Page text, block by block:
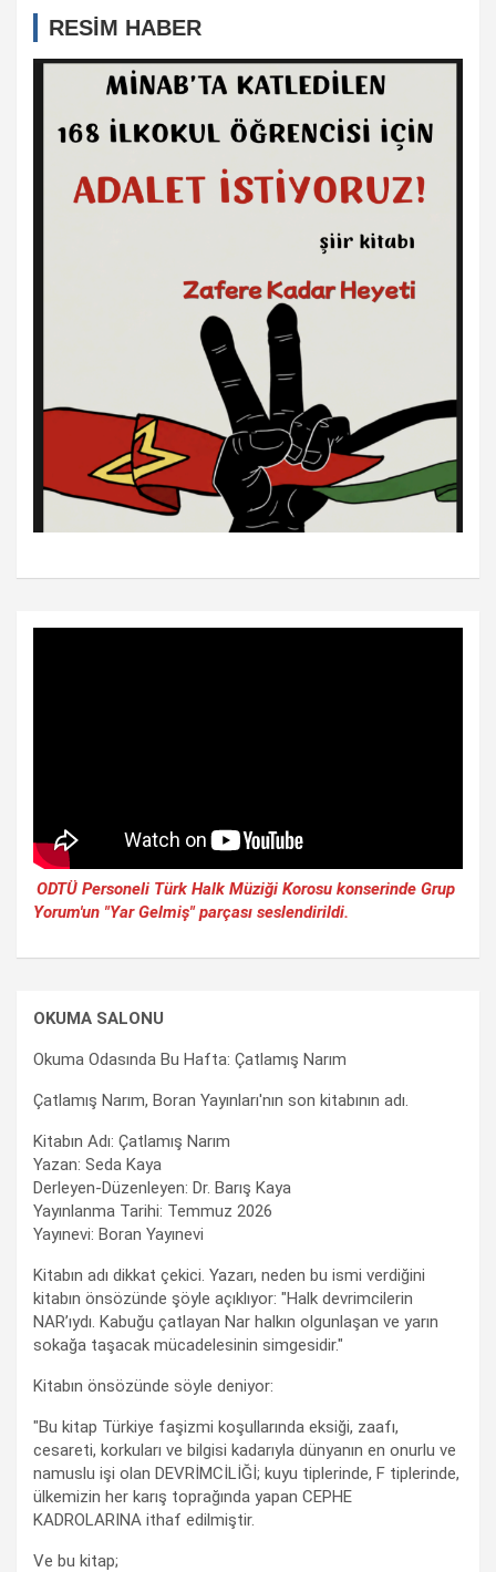
RESİM HABER
ODTÜ Personeli Türk Halk Müziği Korosu konserinde Grup
Yorum'un "Yar Gelmiş" parçası seslendirildi.
OKUMA SALONU
Okuma Odasında Bu Hafta: Çatlamış Narım
Çatlamış Narım, Boran Yayınları'nın son kitabının adı.
Kitabın Adı: Çatlamış Narım
Yazan: Seda Kaya
Derleyen-Düzenleyen: Dr. Barış Kaya
Yayınlanma Tarihi: Temmuz 2026
Yayınevi: Boran Yayınevi
Kitabın adı dikkat çekici. Yazarı, neden bu ismi verdiğini
kitabın önsözünde şöyle açıklıyor: "Halk devrimcilerin
NAR’ıydı. Kabuğu çatlayan Nar halkın olgunlaşan ve yarın
sokağa taşacak mücadelesinin simgesidir."
Kitabın önsözünde söyle deniyor:
"Bu kitap Türkiye faşizmi koşullarında eksiği, zaafı,
cesareti, korkuları ve bilgisi kadarıyla dünyanın en onurlu ve
namuslu işi olan DEVRİMCİLİĞİ; kuyu tiplerinde, F tiplerinde,
ülkemizin her karış toprağında yapan CEPHE
KADROLARINA ithaf edilmiştir.
Ve bu kitap;